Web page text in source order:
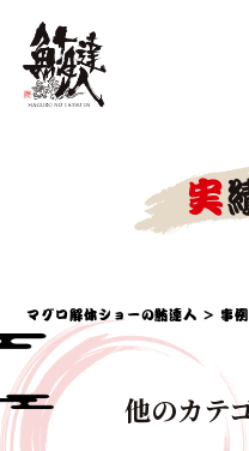
マグロ解体ショーの鮪達人 > 事
他のカテ